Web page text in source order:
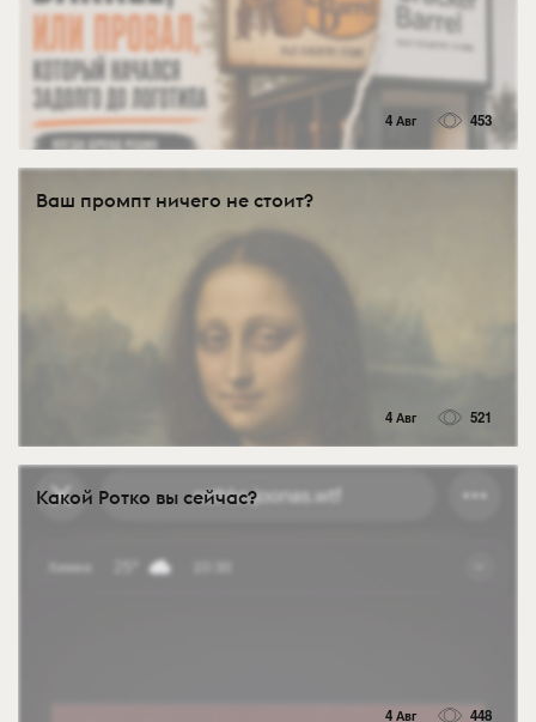
4 Авг 453
Ваш промпт ничего не стоит?
4 Авг 521
Какой Ротко вы сейчас?
4 Авг 448